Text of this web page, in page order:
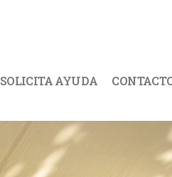
SOLICITA AYUDA